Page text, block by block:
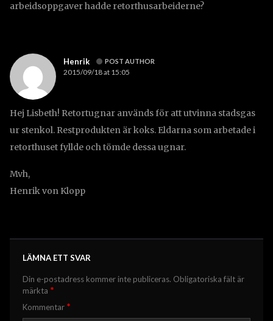
arbeidsoppgaver hadde retorthusarbeiderne?
Henrik POST AUTHOR
2015/09/18 at 15:05
Hej Lisbeth! Retortugnar används för att utvinna stadsgas
ur stenkol. Restprodukten är koks. Eldarna som arbetade i
retorthuset fyllde och tömde dessa ugnar.
Mvh,
Henrik von Klopp
LÄMNA ETT SVAR
Din e-postadress kommer inte publiceras. Obligatoriska fält är
märkta *
Kommentar *